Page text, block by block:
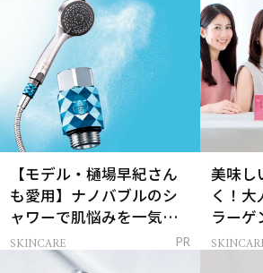
【モデル・樋場早紀さん
も愛用】ナノバブルのシ
ャワーで肌悩みを一気に
解決
SKINCARE PR
美味し
く！大
ラーゲ